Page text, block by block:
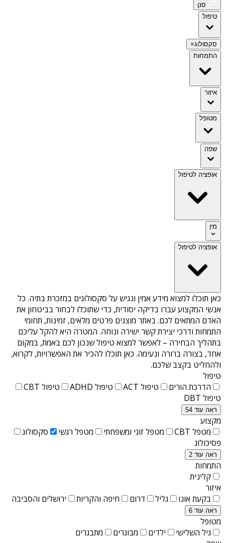
סנן
טיפול
סקסולוג×
התמחות
איזור
מטופל
שפה
אופציה לטיפול
מין
אופציה לטיפול
כאן תוכלו למצוא מידע אמין ונגיש על סקסולוגים במזכרת בתיה. כל
אנשי המקצוע עברו בדיקה יסודית, כדי שתוכלו לבחור בביטחון את
האדם המתאים לכם. באתר מוצגים פרטים מלאים, זמינות, תחומי
התמחות ודרכי יצירת קשר ישירה ונוחה. המטרה היא להקל עליכם
בתהליך הבחירה – לאפשר למצוא טיפול שנכון לכם באמת, במקום
אחד, בצורה ברורה ונעימה. כאן תוכלו להכיר את האפשרויות, לקרוא,
ולהחליט בקצב שלכם.
טיפול
הדרכת הורים
טיפול ACT טיפול ADHD
טיפול CBT
טיפול DBT
ראה עוד 54
מקצוע
מטפל CBT
מטפל זוגי ומשפחתי מטפל רגשי
סקסולוג
פסיכולוג
ראה עוד 2
התמחות
קלינית
איזור
בקעת אונו
גליל דרום חיפה והקריות ירושלים והסביבה
ראה עוד 6
מטופל
גיל השלישי
ילדים מבוגרים
מתבגרים